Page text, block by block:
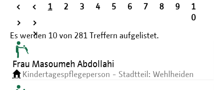
<
< 1 2 3 4 5 6 7 8 9
1
0
>
>
>
Es werden 10 von 281 Treffern aufgelistet.
Frau Masoumeh Abdollahi
Kindertagespflegeperson - Stadtteil: Wehlheiden